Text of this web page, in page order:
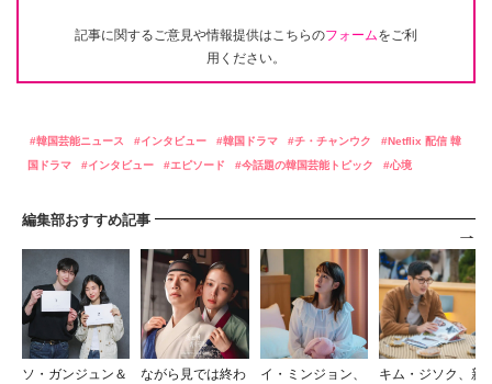
記事に関するご意見や情報提供はこちらのフォームをご利
用ください。
韓国芸能ニュース インタビュー 韓国ドラマ チ・チャンウク
Netflix 配信 韓
国ドラマ
インタビュー エピソード 今話題の韓国芸能トピック 心境
編集部おすすめ記事
ソ・ガンジュン＆
ながら見では終わ
イ・ミンジョン、
キム・ジソク、新